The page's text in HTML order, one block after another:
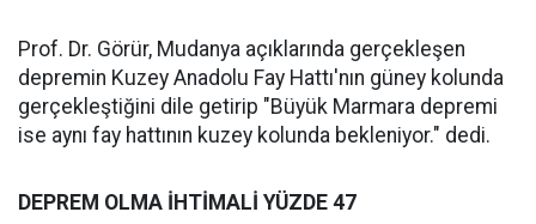
Prof. Dr. Görür, Mudanya açıklarında gerçekleşen
depremin Kuzey Anadolu Fay Hattı'nın güney kolunda
gerçekleştiğini dile getirip "Büyük Marmara depremi
ise aynı fay hattının kuzey kolunda bekleniyor." dedi.
DEPREM OLMA İHTİMALİ YÜZDE 47